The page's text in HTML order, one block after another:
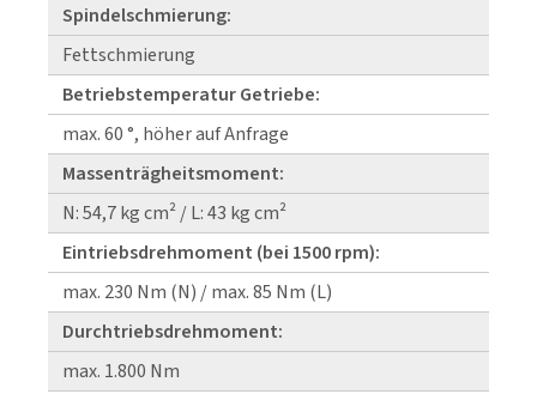
Spindelschmierung:
Fettschmierung
Betriebstemperatur Getriebe:
max. 60 °, höher auf Anfrage
Massenträgheitsmoment:
N: 54,7 kg cm² / L: 43 kg cm²
Eintriebsdrehmoment (bei 1500 rpm):
max. 230 Nm (N) / max. 85 Nm (L)
Durchtriebsdrehmoment:
max. 1.800 Nm